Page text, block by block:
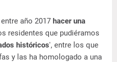
año 2017 hacer una
residentes que pudiéramos
históricos', entre los que
y las ha homologado a una